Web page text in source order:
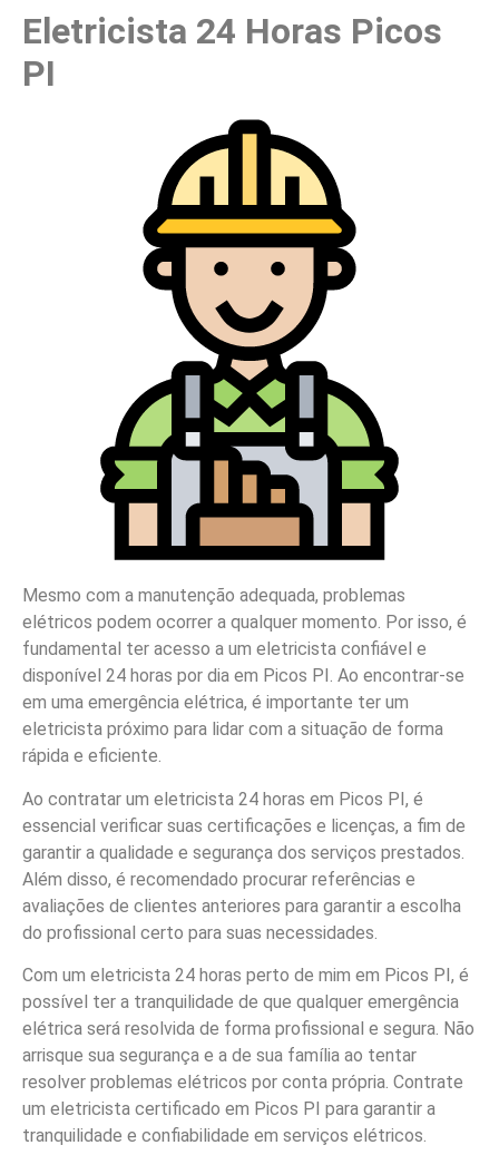
Eletricista 24 Horas Picos
PI
Mesmo com a manutenção adequada, problemas
elétricos podem ocorrer a qualquer momento. Por isso, é
fundamental ter acesso a um eletricista confiável e
disponível 24 horas por dia em Picos PI. Ao encontrar-se
em uma emergência elétrica, é importante ter um
eletricista próximo para lidar com a situação de forma
rápida e eficiente.
Ao contratar um eletricista 24 horas em Picos PI, é
essencial verificar suas certificações e licenças, a fim de
garantir a qualidade e segurança dos serviços prestados.
Além disso, é recomendado procurar referências e
avaliações de clientes anteriores para garantir a escolha
do profissional certo para suas necessidades.
Com um eletricista 24 horas perto de mim em Picos PI, é
possível ter a tranquilidade de que qualquer emergência
elétrica será resolvida de forma profissional e segura. Não
arrisque sua segurança e a de sua família ao tentar
resolver problemas elétricos por conta própria. Contrate
um eletricista certificado em Picos PI para garantir a
tranquilidade e confiabilidade em serviços elétricos.